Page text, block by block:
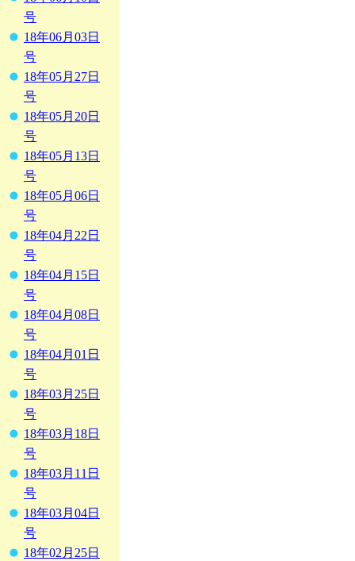
号
18年06月03日
号
18年05月27日
号
18年05月20日
号
18年05月13日
号
18年05月06日
号
18年04月22日
号
18年04月15日
号
18年04月08日
号
18年04月01日
号
18年03月25日
号
18年03月18日
号
18年03月11日
号
18年03月04日
号
18年02月25日